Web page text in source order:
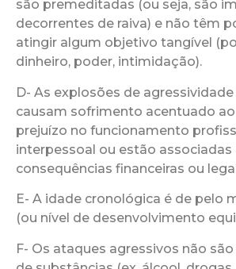
são premeditadas (ou seja, são
decorrentes de raiva) e não têm
atingir algum objetivo tangível
dinheiro, poder, intimidação).
D- As explosões de
causam sofrimento acentuado
prejuízo no funcionamento
interpessoal ou estão associadas
consequências financeiras ou
E- A idade cronológica é de pelo
(ou nível de desenvolvimento
F- Os ataques agressivos não